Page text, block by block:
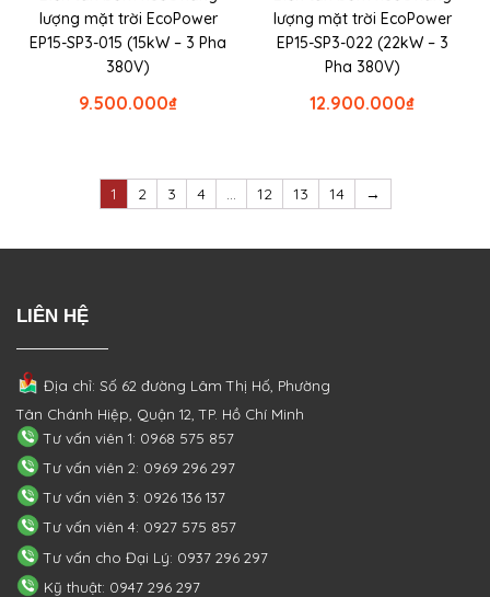
lượng mặt trời EcoPower
EP15-SP3-015 (15kW – 3 Pha
380V)
₫
9.500.000
lượng mặt trời EcoPower
EP15-SP3-022 (22kW – 3
Pha 380V)
₫
12.900.000
1 2 3 4 … 12 13 14 →
LIÊN HỆ
Địa chỉ: Số 62 đường Lâm Thị Hố, Phường
Tân Chánh Hiệp, Quận 12, TP. Hồ Chí Minh
Tư vấn viên 1: 0968 575 857
Tư vấn viên 2: 0969 296 297
Tư vấn viên 3: 0926 136 137
Tư vấn viên 4: 0927 575 857
Tư vấn cho Đại Lý: 0937 296 297
Kỹ thuật: 0947 296 297